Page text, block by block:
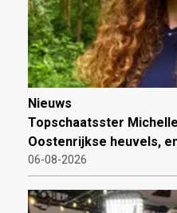
Nieuws
Topschaatsster
Oostenrijkse heuvels,
06-08-2026